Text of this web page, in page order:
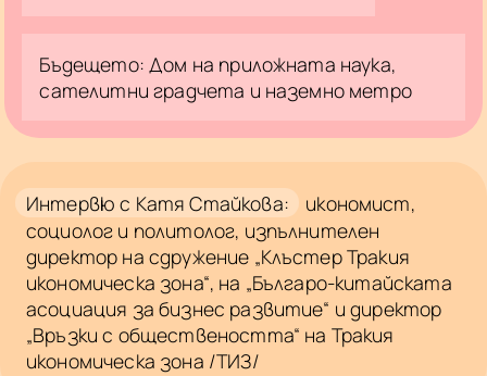
Бъдещето: Дом на приложната наука,
сателитни градчета и наземно метро
Интервю с Катя Стайкова:
икономист,
социолог и политолог, изпълнителен
директор на сдружение „Клъстер Тракия
икономическа зона“, на „Българо-китайската
асоциация за бизнес развитие“ и директор
„Връзки с обществеността“ на Тракия
икономическа зона /ТИЗ/